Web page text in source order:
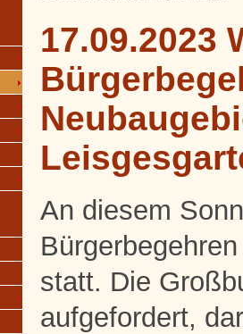
17.09.2023
An diesem
statt. Die
aufgefordert,